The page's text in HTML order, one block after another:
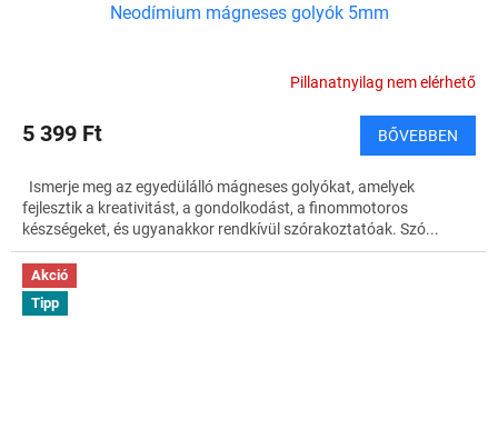
Neodímium mágneses golyók 5mm
Pillanatnyilag nem elérhető
5 399 Ft BŐVEBBEN
Ismerje meg az egyedülálló mágneses golyókat, amelyek
fejlesztik a kreativitást, a gondolkodást, a finommotoros
készségeket, és ugyanakkor rendkívül szórakoztatóak. Szó...
Akció
Tipp